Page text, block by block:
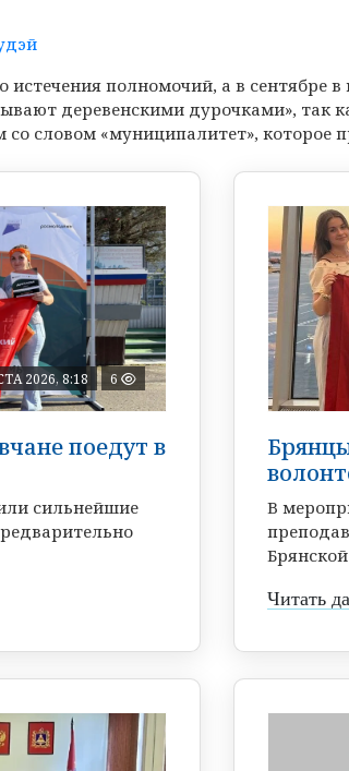
истечения полномочий, а в сентябре
деревенскими дурочками», так
словом «муниципалитет», которое
2026, 8:18 6
поедут в
сильнейшие
В
Брянской
Читать